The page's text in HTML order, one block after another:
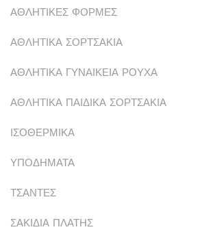
ΑΘΛΗΤΙΚΕΣ ΦΟΡΜΕΣ
ΑΘΛΗΤΙΚΑ ΣΟΡΤΣΑΚΙΑ
ΑΘΛΗΤΙΚΑ ΓΥΝΑΙΚΕΙΑ ΡΟΥΧΑ
ΑΘΛΗΤΙΚΑ ΠΑΙΔΙΚΑ ΣΟΡΤΣΑΚΙΑ
ΙΣΟΘΕΡΜΙΚΑ
ΥΠΟΔΗΜΑΤΑ
ΤΣΑΝΤΕΣ
ΣΑΚΙΔΙΑ ΠΛΑΤΗΣ